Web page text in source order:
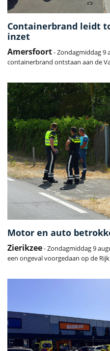
Containerbrand leidt
inzet
Amersfoort- Zondagmiddag 9
containerbrand ontstaan aan de
Motor en auto
Zierikzee- Zondagmiddag 9
een ongeval voorgedaan op de